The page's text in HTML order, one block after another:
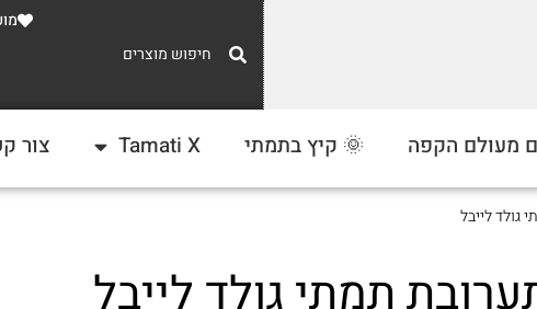
ברכישה מעל 300 ₪ מעולם הקפה 🌞 קיץ בתמתי Tamati X צור
לייבל
תמתי גולד לייבל